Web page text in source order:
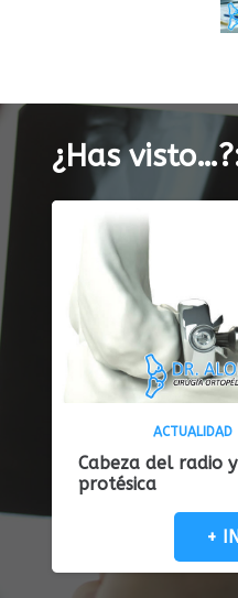
¿Has
ACTUALIDAD
Cabeza del radio
protésica
+